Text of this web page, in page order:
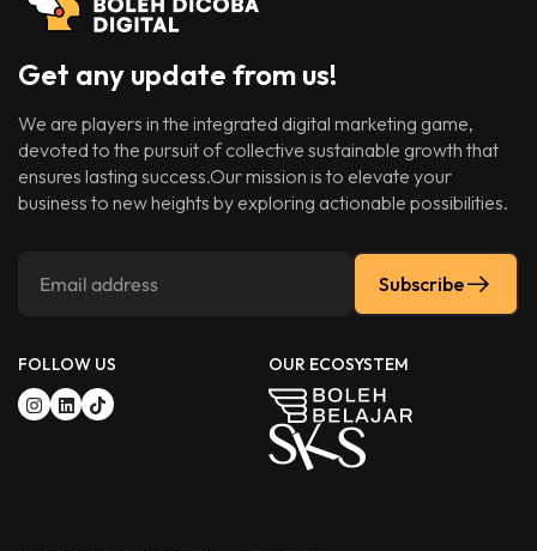
Get any update from us!
We are players in the integrated digital marketing game,
devoted to the pursuit of collective sustainable growth that
ensures lasting success.Our mission is to elevate your
business to new heights by exploring actionable possibilities.
Subscribe
FOLLOW US OUR ECOSYSTEM